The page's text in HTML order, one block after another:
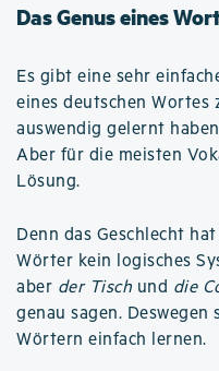
Das Genus eines
Es gibt eine sehr
eines deutschen Wortes
auswendig gelernt
Aber für die meisten
Lösung.
Denn das Geschlecht
Wörter kein logisches
aber der Tisch und die
genau sagen.
Wörtern einfach lernen.